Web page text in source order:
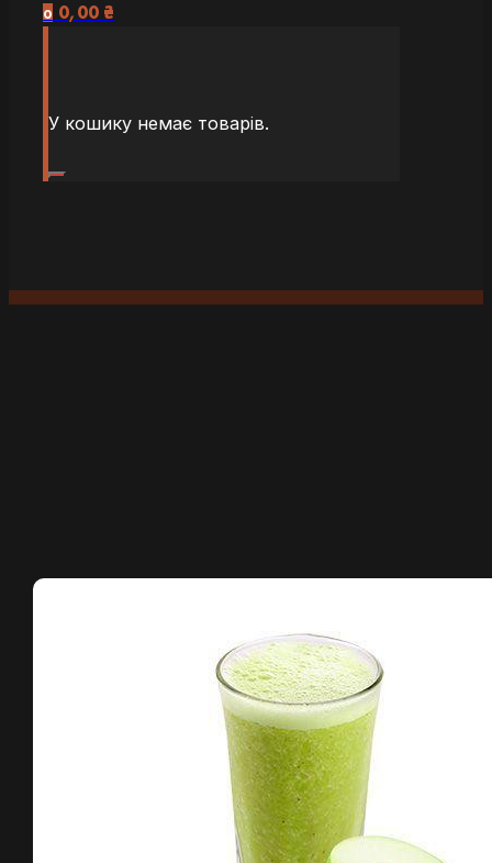
0 0,00 ₴
У кошику немає товарів.